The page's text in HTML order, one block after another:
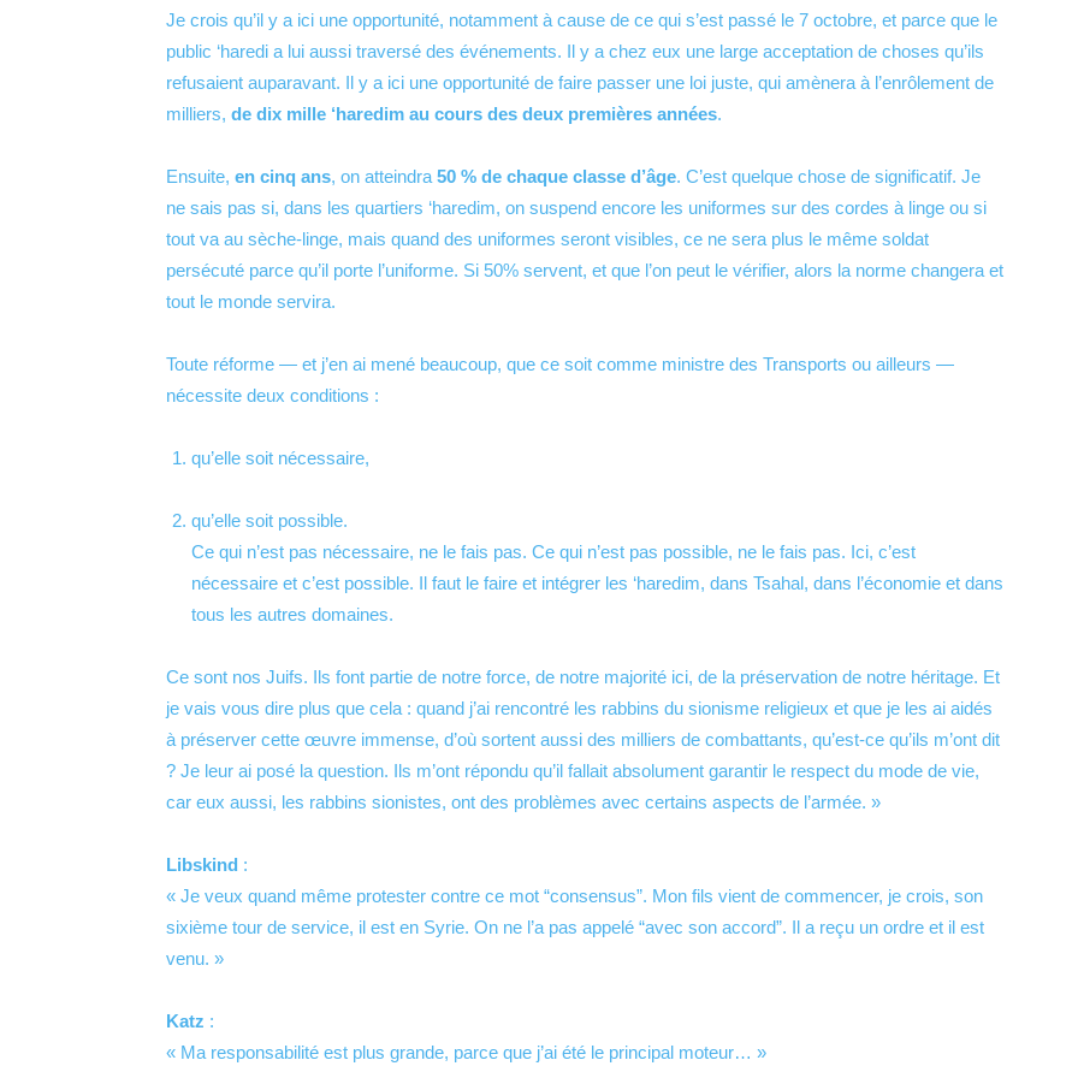
Je crois qu’il y a ici une opportunité, notamment à cause de ce qui s’est passé le 7 octobre, et parce que le
public ‘haredi a lui aussi traversé des événements. Il y a chez eux une large acceptation de choses qu’ils
refusaient auparavant. Il y a ici une opportunité de faire passer une loi juste, qui amènera à l’enrôlement de
milliers, de dix mille ‘haredim au cours des deux premières années.
Ensuite, en cinq ans, on atteindra 50 % de chaque classe d’âge. C’est quelque chose de significatif. Je
ne sais pas si, dans les quartiers ‘haredim, on suspend encore les uniformes sur des cordes à linge ou si
tout va au sèche-linge, mais quand des uniformes seront visibles, ce ne sera plus le même soldat
persécuté parce qu’il porte l’uniforme. Si 50% servent, et que l’on peut le vérifier, alors la norme changera et
tout le monde servira.
Toute réforme — et j’en ai mené beaucoup, que ce soit comme ministre des Transports ou ailleurs —
nécessite deux conditions :
qu’elle soit nécessaire,
qu’elle soit possible.
Ce qui n’est pas nécessaire, ne le fais pas. Ce qui n’est pas possible, ne le fais pas. Ici, c’est
nécessaire et c’est possible. Il faut le faire et intégrer les ‘haredim, dans Tsahal, dans l’économie et dans
tous les autres domaines.
Ce sont nos Juifs. Ils font partie de notre force, de notre majorité ici, de la préservation de notre héritage. Et
je vais vous dire plus que cela : quand j’ai rencontré les rabbins du sionisme religieux et que je les ai aidés
à préserver cette œuvre immense, d’où sortent aussi des milliers de combattants, qu’est-ce qu’ils m’ont dit
? Je leur ai posé la question. Ils m’ont répondu qu’il fallait absolument garantir le respect du mode de vie,
car eux aussi, les rabbins sionistes, ont des problèmes avec certains aspects de l’armée. »
Libskind :
« Je veux quand même protester contre ce mot “consensus”. Mon fils vient de commencer, je crois, son
sixième tour de service, il est en Syrie. On ne l’a pas appelé “avec son accord”. Il a reçu un ordre et il est
venu. »
Katz :
« Ma responsabilité est plus grande, parce que j’ai été le principal moteur… »